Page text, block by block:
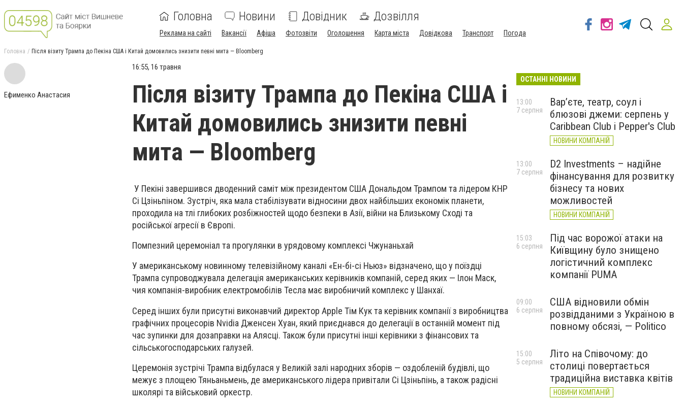
Головна Новини Довідник Дозвілля
Реклама на сайті Вакансії Афіша Фотозвіти Оголошення Карта міста Довідкова Транспорт Погода
Головна Після візиту Трампа до Пекіна США і Китай домовились знизити певні мита — Bloomberg
Ефименко Анастасия
16:55, 16 травня
Після візиту Трампа до Пекіна США і
Китай домовились знизити певні
мита — Bloomberg
У Пекіні завершився дводенний саміт між президентом США Дональдом Трампом та лідером КНР
Сі Цзіньпіном. Зустріч, яка мала стабілізувати відносини двох найбільших економік планети,
проходила на тлі глибоких розбіжностей щодо безпеки в Азії, війни на Близькому Сході та
російської агресії в Європі.
Помпезний церемоніал та прогулянки в урядовому комплексі Чжунаньхай
У американському новинному телевізійному каналі «Ен-бі-сі Ньюз» відзначено, що у поїздці
Трампа супроводжувала делегація американських керівників компаній, серед яких — Ілон Маск,
чия компанія-виробник електромобілів Тесла має виробничий комплекс у Шанхаї.
Серед інших були присутні виконавчий директор Apple Тім Кук та керівник компанії з виробництва
графічних процесорів Nvidia Дженсен Хуан, який приєднався до делегації в останній момент під
час зупинки для дозаправки на Алясці. Також були присутні інші керівники з фінансових та
сільськогосподарських галузей.
Церемонія зустрічі Трампа відбулася у Великій залі народних зборів — оздобленій будівлі, що
межує з площею Тяньаньмень, де американського лідера привітали Сі Цзіньпінь, а також радісні
школярі та військовий оркестр.
ОСТАННІ НОВИНИ
Вар’єте, театр, соул і
блюзові джеми: серпень у
Caribbean Club і Pepper's Club
НОВИНИ КОМПАНІЙ
13:00
7 серпня
D2 Investments – надійне
фінансування для розвитку
бізнесу та нових
можливостей
НОВИНИ КОМПАНІЙ
13:00
7 серпня
Під час ворожої атаки на
Київщину було знищено
логістичний комплекс
компанії PUMA
15:03
6 серпня
США відновили обмін
розвідданими з Україною в
повному обсязі, — Politico
09:00
6 серпня
Літо на Співочому: до
столиці повертається
традиційна виставка квітів
НОВИНИ КОМПАНІЙ
15:00
5 серпня